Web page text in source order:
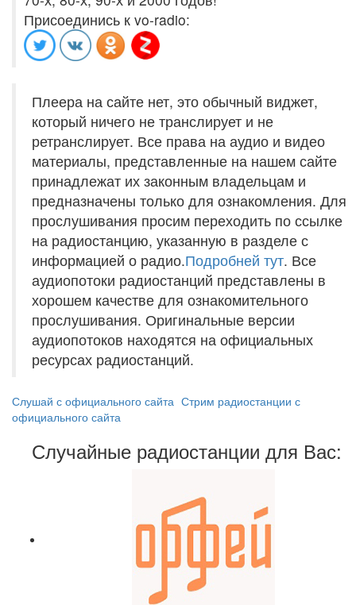
Присоединись к vo-radio:
Плеера на сайте нет, это обычный виджет,
который ничего не транслирует и не
ретранслирует. Все права на аудио и видео
материалы, представленные на нашем сайте
принадлежат их законным владельцам и
предназначены только для ознакомления. Для
прослушивания просим переходить по ссылке
на радиостанцию, указанную в разделе с
информацией о радио.Подробней тут. Все
аудиопотоки радиостанций представлены в
хорошем качестве для ознакомительного
прослушивания. Оригинальные версии
аудиопотоков находятся на официальных
ресурсах радиостанций.
Слушай с официального сайта Стрим радиостанции с
официального сайта
Случайные радиостанции для Вас: